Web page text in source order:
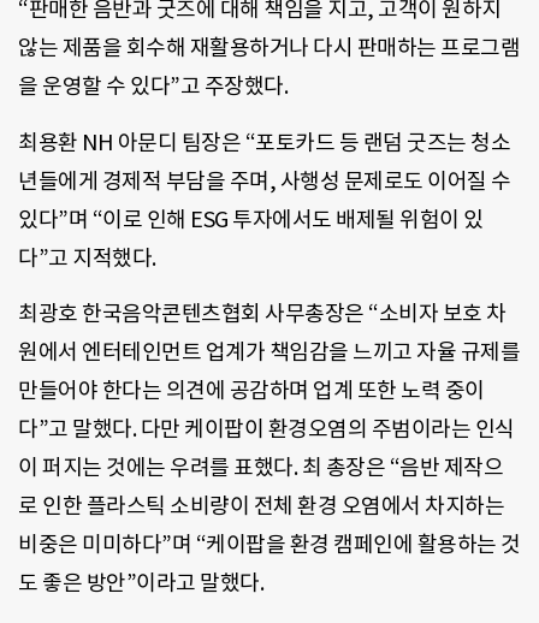
“판매한 음반과 굿즈에 대해 책임을 지고, 고객이 원하지
않는 제품을 회수해 재활용하거나 다시 판매하는 프로그램
을 운영할 수 있다”고 주장했다.
최용환 NH 아문디 팀장은 “포토카드 등 랜덤 굿즈는 청소
년들에게 경제적 부담을 주며, 사행성 문제로도 이어질 수
있다”며 “이로 인해 ESG 투자에서도 배제될 위험이 있
다”고 지적했다.
최광호 한국음악콘텐츠협회 사무총장은 “소비자 보호 차
원에서 엔터테인먼트 업계가 책임감을 느끼고 자율 규제를
만들어야 한다는 의견에 공감하며 업계 또한 노력 중이
다”고 말했다. 다만 케이팝이 환경오염의 주범이라는 인식
이 퍼지는 것에는 우려를 표했다. 최 총장은 “음반 제작으
로 인한 플라스틱 소비량이 전체 환경 오염에서 차지하는
비중은 미미하다”며 “케이팝을 환경 캠페인에 활용하는 것
도 좋은 방안”이라고 말했다.